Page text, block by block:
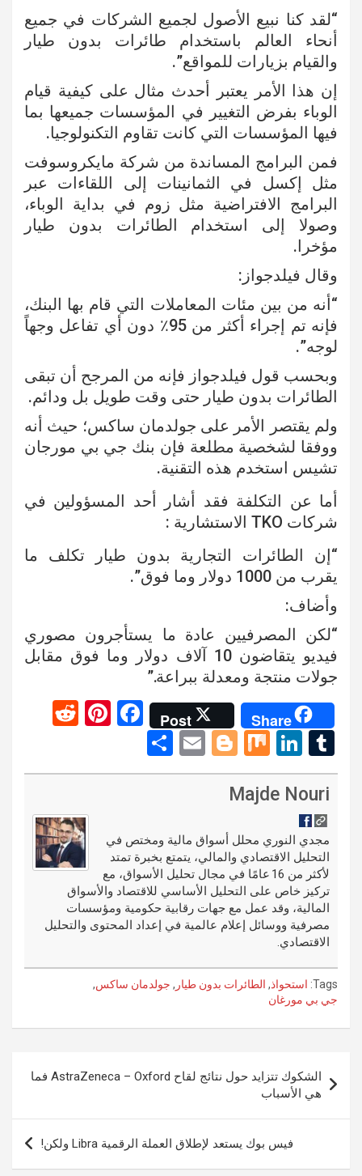
“لقد كنا نبيع الأصول لجميع الشركات في جميع
أنحاء العالم باستخدام طائرات بدون طيار
والقيام بزيارات للمواقع”.
إن هذا الأمر يعتبر أحدث مثال على كيفية قيام
الوباء بفرض التغيير في المؤسسات جميعها بما
فيها المؤسسات التي كانت تقاوم التكنولوجيا.
فمن البرامج المساندة من شركة مايكروسوفت
مثل إكسل في الثمانينات إلى اللقاءات عبر
البرامج الافتراضية مثل زوم في بداية الوباء،
وصولا إلى استخدام الطائرات بدون طيار
مؤخرا.
وقال فيلدجواز:
“أنه من بين مئات المعاملات التي قام بها البنك،
فإنه تم إجراء أكثر من 95٪ دون أي تفاعل وجهاً
لوجه”.
وبحسب قول فيلدجواز فإنه من المرجح أن تبقى
الطائرات بدون طيار حتى وقت طويل بل ودائم.
ولم يقتصر الأمر على جولدمان ساكس؛ حيث أنه
ووفقا لشخصية مطلعة فإن بنك جي بي مورجان
تشيس استخدم هذه التقنية.
أما عن التكلفة فقد أشار أحد المسؤولين في
شركات TKO الاستشارية :
“إن الطائرات التجارية بدون طيار تكلف ما
يقرب من 1000 دولار وما فوق”.
وأضاف:
“لكن المصرفيين عادة ما يستأجرون مصوري
فيديو يتقاضون 10 آلاف دولار وما فوق مقابل
جولات منتجة ومعدلة ببراعة.”
Share
Post
F
ce
o
k
Pi
er
t
d
t
T
u
m
bl
r
Li
n
ke
n
M
ix
Bl
o
er
E
m
h
Majde Nouri
مجدي النوري محلل أسواق مالية ومختص في
التحليل الاقتصادي والمالي، يتمتع بخبرة تمتد
لأكثر من 16 عامًا في مجال تحليل الأسواق، مع
تركيز خاص على التحليل الأساسي للاقتصاد والأسواق
المالية، وقد عمل مع جهات رقابية حكومية ومؤسسات
مصرفية ووسائل إعلام عالمية في إعداد المحتوى والتحليل
الاقتصادي.
Tags: استحواذ, الطائرات بدون طيار , جولدمان ساكس,
جي بي مورغان
المقالات
الشكوك تتزايد حول نتائج لقاح AstraZeneca – Oxford فما
هي الأسباب
فيس بوك يستعد لإطلاق العملة الرقمية Libra ولكن!